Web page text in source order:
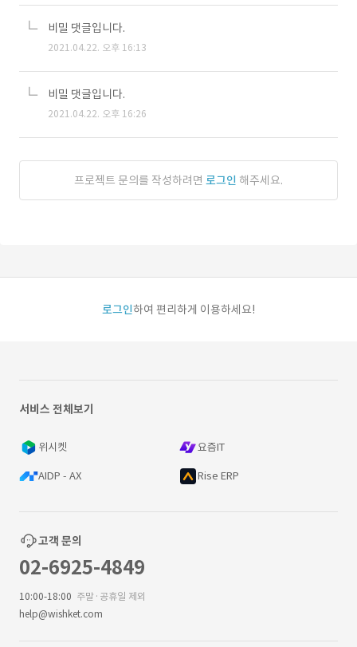
비밀 댓글입니다.
2021.04.22. 오후 16:13
비밀 댓글입니다.
2021.04.22. 오후 16:26
프로젝트 문의를 작성하려면 로그인 해주세요.
로그인하여 편리하게 이용하세요!
서비스 전체보기
위시켓 요즘IT
AIDP - AX Rise ERP
고객 문의
02-6925-4849
10:00-18:00 주말·공휴일 제외
help@wishket.com